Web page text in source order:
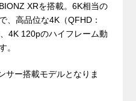
XRを搭載。6K相当の
、高品位な4K（QFHD：
4K 120pのハイフレーム動
。
サー搭載モデルとなりま